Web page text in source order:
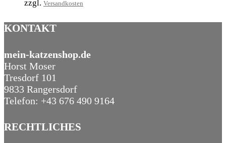
zzgl. Versandkosten
KONTAKT
mein-katzenshop.de
Horst Moser
Tresdorf 101
9833 Rangersdorf
Telefon: +43 676 490 9164
RECHTLICHES